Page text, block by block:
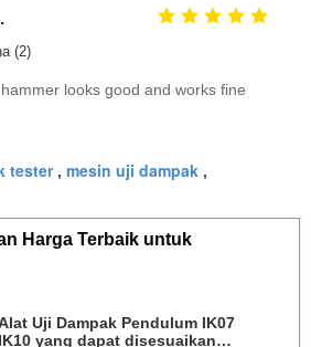
(2)
looks good and works fine
tester, mesin uji dampak ,
Harga Terbaik untuk
Uji Dampak Pendulum IK07
IK10 yang dapat disesuaikan